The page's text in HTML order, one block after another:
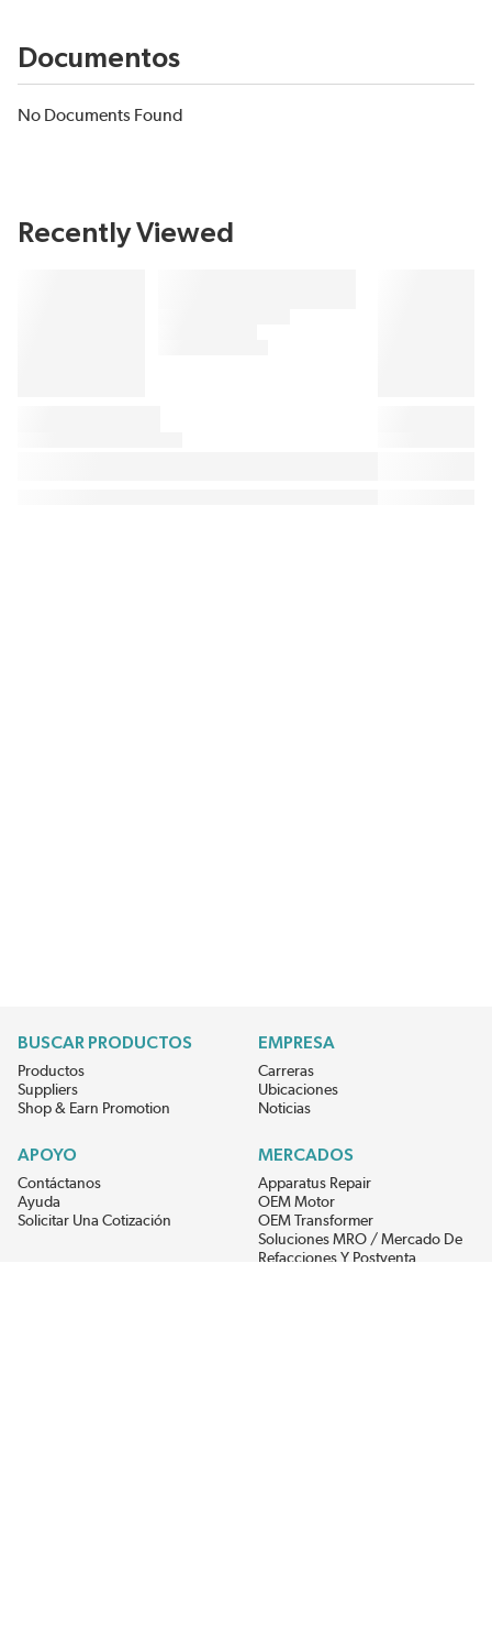
Documentos
No Documents Found
Recently Viewed
BUSCAR PRODUCTOS
Productos
Suppliers
Shop & Earn Promotion
EMPRESA
Carreras
Ubicaciones
Noticias
APOYO
Contáctanos
Ayuda
Solicitar Una Cotización
MERCADOS
Apparatus Repair
OEM Motor
OEM Transformer
Soluciones MRO / Mercado De
Refacciones Y Postventa